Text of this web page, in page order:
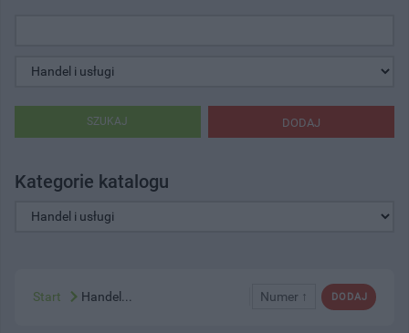
DODAJ
SZUKAJ
Kategorie katalogu
DODAJ
Numer ↑
Start Handel...